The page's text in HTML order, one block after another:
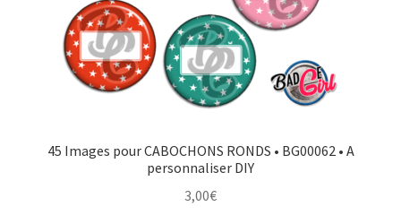
45 Images pour CABOCHONS RONDS • BG00062 • A
personnaliser DIY
3,00€